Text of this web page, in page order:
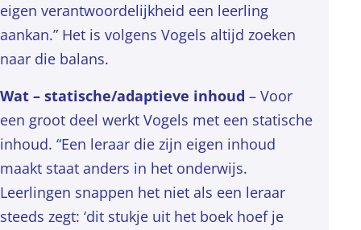
eigen verantwoordelijkheid een leerling
aankan.” Het is volgens Vogels altijd zoeken
naar die balans.
Wat – statische/adaptieve inhoud – Voor
een groot deel werkt Vogels met een statische
inhoud. “Een leraar die zijn eigen inhoud
maakt staat anders in het onderwijs.
Leerlingen snappen het niet als een leraar
steeds zegt: ‘dit stukje uit het boek hoef je